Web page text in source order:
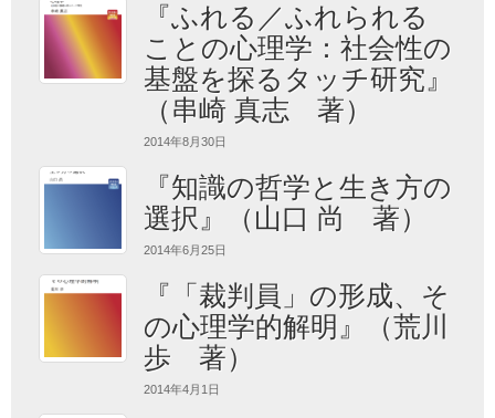
『ふれる／ふれられる
ことの心理学：社会性の
基盤を探るタッチ研究』
（串崎 真志 著）
2014年8月30日
『知識の哲学と生き方の
選択』（山口 尚 著）
2014年6月25日
『「裁判員」の形成、そ
の心理学的解明』（荒川
歩 著）
2014年4月1日